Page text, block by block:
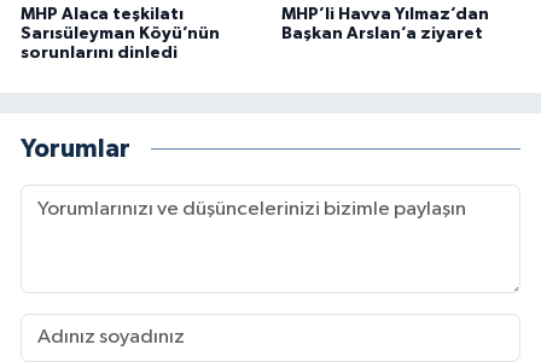
MHP Alaca teşkilatı
Sarısüleyman Köyü’nün
sorunlarını dinledi
MHP’li Havva Yılmaz’dan
Başkan Arslan’a ziyaret
Yorumlar